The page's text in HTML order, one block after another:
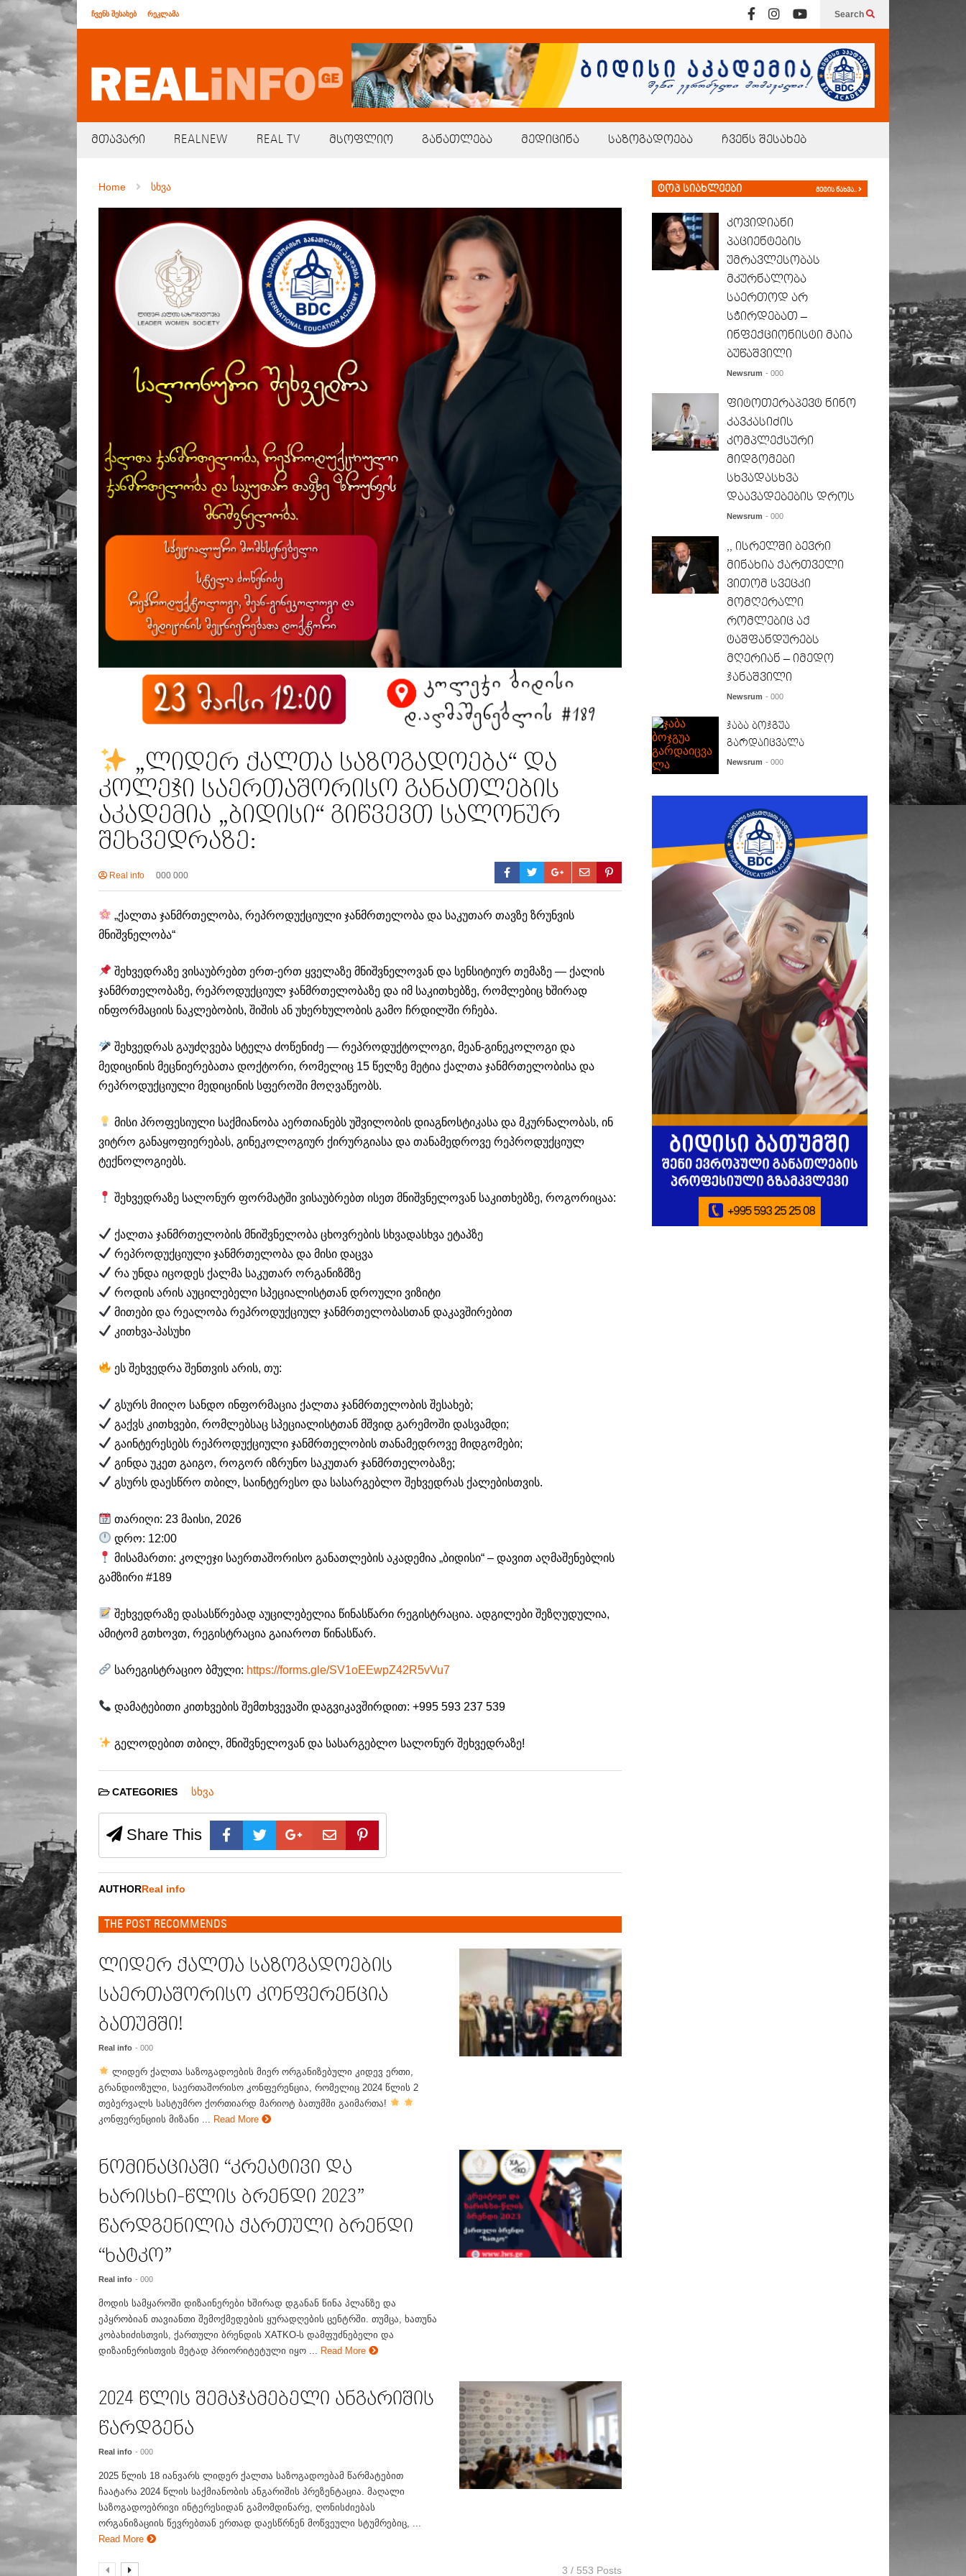
ჩვენს შესახებ რეკლამა Search
მთავარი REALNEW REAL TV მსოფლიო განათლება მედიცინა საზოგადოება ჩვენს შესახებ
Home სხვა
„ლიდერ ქალთა საზოგადოება“ და
კოლეჯი საერთაშორისო განათლების
აკადემია „ბიდისი“ გიწვევთ სალონურ
შეხვედრაზე:
Real info 000 000
„ქალთა ჯანმრთელობა, რეპროდუქციული ჯანმრთელობა და საკუთარ თავზე ზრუნვის
მნიშვნელობა“
შეხვედრაზე ვისაუბრებთ ერთ-ერთ ყველაზე მნიშვნელოვან და სენსიტიურ თემაზე — ქალის
ჯანმრთელობაზე, რეპროდუქციულ ჯანმრთელობაზე და იმ საკითხებზე, რომლებიც ხშირად
ინფორმაციის ნაკლებობის, შიშის ან უხერხულობის გამო ჩრდილში რჩება.
შეხვედრას გაუძღვება სტელა ძოწენიძე — რეპროდუქტოლოგი, მეან-გინეკოლოგი და
მედიცინის მეცნიერებათა დოქტორი, რომელიც 15 წელზე მეტია ქალთა ჯანმრთელობისა და
რეპროდუქციული მედიცინის სფეროში მოღვაწეობს.
მისი პროფესიული საქმიანობა აერთიანებს უშვილობის დიაგნოსტიკასა და მკურნალობას, ინ
ვიტრო განაყოფიერებას, გინეკოლოგიურ ქირურგიასა და თანამედროვე რეპროდუქციულ
ტექნოლოგიებს.
შეხვედრაზე სალონურ ფორმატში ვისაუბრებთ ისეთ მნიშვნელოვან საკითხებზე, როგორიცაა:
ქალთა ჯანმრთელობის მნიშვნელობა ცხოვრების სხვადასხვა ეტაპზე
რეპროდუქციული ჯანმრთელობა და მისი დაცვა
რა უნდა იცოდეს ქალმა საკუთარ ორგანიზმზე
როდის არის აუცილებელი სპეციალისტთან დროული ვიზიტი
მითები და რეალობა რეპროდუქციულ ჯანმრთელობასთან დაკავშირებით
კითხვა-პასუხი
ეს შეხვედრა შენთვის არის, თუ:
გსურს მიიღო სანდო ინფორმაცია ქალთა ჯანმრთელობის შესახებ;
გაქვს კითხვები, რომლებსაც სპეციალისტთან მშვიდ გარემოში დასვამდი;
გაინტერესებს რეპროდუქციული ჯანმრთელობის თანამედროვე მიდგომები;
გინდა უკეთ გაიგო, როგორ იზრუნო საკუთარ ჯანმრთელობაზე;
გსურს დაესწრო თბილ, საინტერესო და სასარგებლო შეხვედრას ქალებისთვის.
თარიღი: 23 მაისი, 2026
დრო: 12:00
მისამართი: კოლეჯი საერთაშორისო განათლების აკადემია „ბიდისი“ – დავით აღმაშენებლის
გამზირი #189
შეხვედრაზე დასასწრებად აუცილებელია წინასწარი რეგისტრაცია. ადგილები შეზღუდულია,
ამიტომ გთხოვთ, რეგისტრაცია გაიაროთ წინასწარ.
სარეგისტრაციო ბმული: https://forms.gle/SV1oEEwpZ42R5vVu7
დამატებითი კითხვების შემთხვევაში დაგვიკავშირდით: +995 593 237 539
გელოდებით თბილ, მნიშვნელოვან და სასარგებლო სალონურ შეხვედრაზე!
CATEGORIES სხვა
Share This
AUTHOR Real info
THE POST RECOMMENDS
ლიდერ ქალთა საზოგადოების
საერთაშორისო კონფერენცია
ბათუმში!
Real info - 000
ლიდერ ქალთა საზოგადოების მიერ ორგანიზებული კიდევ ერთი,
გრანდიოზული, საერთაშორისო კონფერენცია, რომელიც 2024 წლის 2
თებერვალს სასტუმრო ქორთიარდ მარიოტ ბათუმში გაიმართა!
კონფერენციის მიზანი ...
Read More
ნომინაციაში “კრეატივი და
ხარისხი-წლის ბრენდი 2023”
წარდგენილია ქართული ბრენდი
“ხატკო”
Real info - 000
მოდის სამყაროში დიზაინერები ხშირად დგანან წინა პლანზე და
ეპყრობიან თავიანთი შემოქმედების ყურადღების ცენტრში. თუმცა, ხათუნა
კობახიძისთვის, ქართული ბრენდის XATKO-ს დამფუძნებელი და
დიზაინერისთვის მეტად პრიორიტეტული იყო ...
Read More
2024 წლის შემაჯამებელი ანგარიშის
წარდგენა
Real info - 000
2025 წლის 18 იანვარს ლიდერ ქალთა საზოგადოებამ წარმატებით
ჩაატარა 2024 წლის საქმიანობის ანგარიშის პრეზენტაცია. მაღალი
საზოგადოებრივი ინტერესიდან გამომდინარე, ღონისძიებას
ორგანიზაციის წევრებთან ერთად დაესწრნენ მოწვეული სტუმრებიც, ...
Read More
3 / 553 Posts
ტოპ სიახლეები მეტის ნახვა..
კოვიდიანი
პაციენტების
უმრავლესობას
მკურნალობა
საერთოდ არ
სჭირდებათ –
ინფექციონისტი მაია
ბუწაშვილი
Newsrum - 000
ფიტოთერაპევტ ნინო
კავკასიძის
კომპლექსური
მიდგომები
სხვადასხვა
დაავადებების დროს
Newsrum - 000
,, ისრელში ბევრი
მინახია ქართველი
ვითომ სვეცკი
მომღერალი
რომლებიც აქ
ტაშფანდურებს
მღერიან – იმედო
ჯანაშვილი
Newsrum - 000
ჯაბა ბოჯგუა
გარდაიცვალა
Newsrum - 000